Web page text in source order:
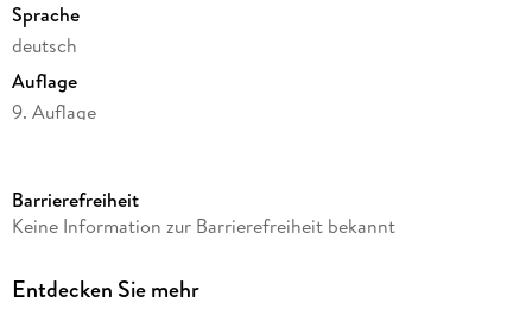
Sprache
deutsch
Auflage
9. Auflage
Reihe
Autor/Autorin
Barrierefreiheit
Keine Information zur Barrierefreiheit bekannt
Entdecken Sie mehr